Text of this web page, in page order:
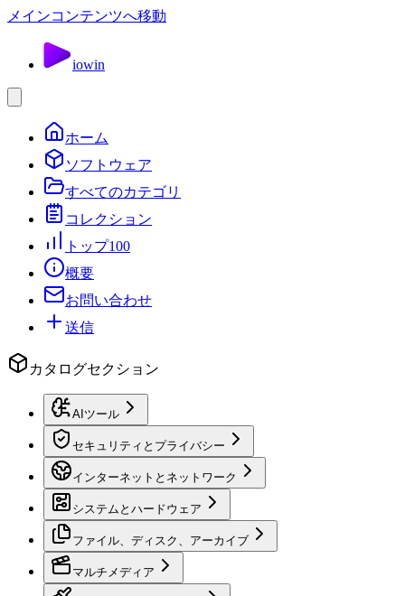
メインコンテンツへ移動
iowin
ホーム
ソフトウェア
すべてのカテゴリ
コレクション
トップ100
概要
お問い合わせ
送信
カタログセクション
AIツール
セキュリティとプライバシー
インターネットとネットワーク
システムとハードウェア
ファイル、ディスク、アーカイブ
マルチメディア